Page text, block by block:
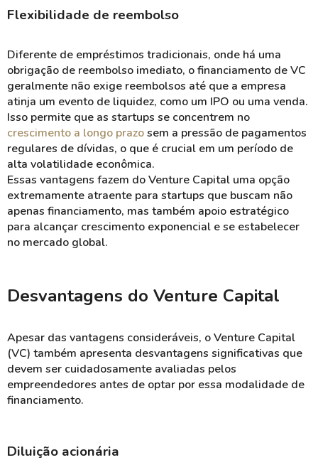
Flexibilidade de reembolso
Diferente de empréstimos tradicionais, onde há uma
obrigação de reembolso imediato, o financiamento de VC
geralmente não exige reembolsos até que a empresa
atinja um evento de liquidez, como um IPO ou uma venda.
Isso permite que as startups se concentrem no
crescimento a longo prazosem a pressão de pagamentos
regulares de dívidas, o que é crucial em um período de
alta volatilidade econômica.
Essas vantagens fazem do Venture Capital uma opção
extremamente atraente para startups que buscam não
apenas financiamento, mas também apoio estratégico
para alcançar crescimento exponencial e se estabelecer
no mercado global​.
Desvantagens do Venture Capital
Apesar das vantagens consideráveis, o Venture Capital
(VC) também apresenta desvantagens significativas que
devem ser cuidadosamente avaliadas pelos
empreendedores antes de optar por essa modalidade de
financiamento.
Diluição acionária